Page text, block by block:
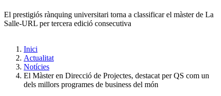
El prestigiós rànquing universitari torna a classificar el màster de La
Salle-URL per tercera edició consecutiva
Inici
Actualitat
Notícies
El Màster en Direcció de Projectes, destacat per QS com un
dels millors programes de business del món